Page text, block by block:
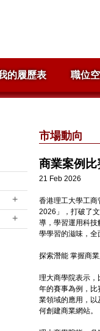
的履歷表 職位
+
+
市場動向
商業案例
21 Feb 2026
香港理工大學工
2026」，打破了
導，學習運用科
學學習的滋味，
探索潛能 掌握商
理大商學院表示
年的賽事為例，
業領域的應用，
何創建商業網站。